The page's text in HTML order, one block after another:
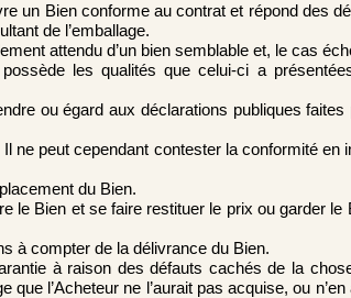
un Bien conforme au contrat et répond des
de l’emballage.
attendu d’un bien semblable et, le cas
les qualités que celui-ci a
ou égard aux déclarations publiques
ne peut cependant contester la conformité en
du Bien.
le Bien et se faire restituer le prix ou garder
à compter de la délivrance du Bien.
à raison des défauts cachés de la
l’Acheteur ne l’aurait pas acquise, ou